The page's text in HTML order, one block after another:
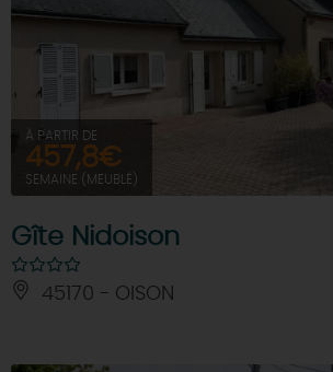
À PARTIR DE
457,8€
SEMAINE (MEUBLÉ)
Gîte Nidoison
45170 - OISON